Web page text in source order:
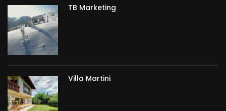
TB Marketing
Villa Martini